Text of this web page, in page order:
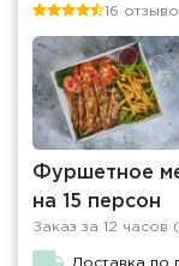
16
Фуршетное
на 15 персон
Заказ за 12 часов
Доставка по